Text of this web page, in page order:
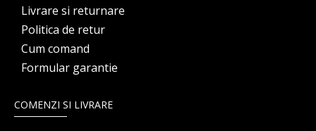
Livrare si returnare
Politica de retur
Cum comand
Formular garantie
COMENZI SI LIVRARE